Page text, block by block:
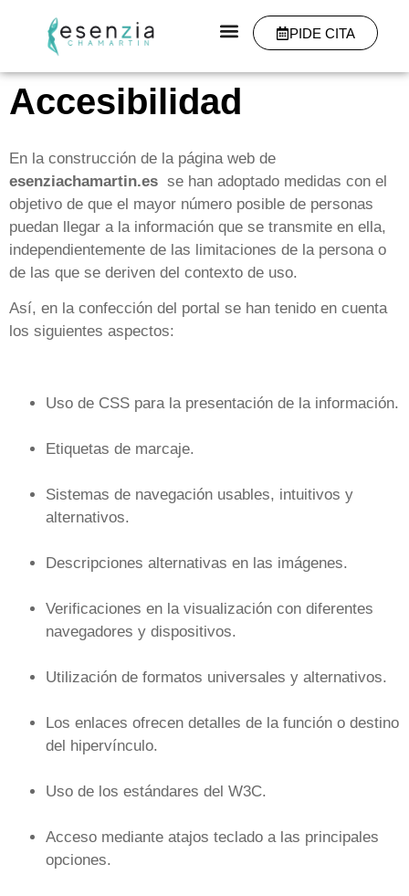
PIDE CITA
Accesibilidad
En la construcción de la página web de
esenziachamartin.es se han adoptado medidas con el
objetivo de que el mayor número posible de personas
puedan llegar a la información que se transmite en ella,
independientemente de las limitaciones de la persona o
de las que se deriven del contexto de uso.
Así, en la confección del portal se han tenido en cuenta
los siguientes aspectos:
Uso de CSS para la presentación de la información.
Etiquetas de marcaje.
Sistemas de navegación usables, intuitivos y
alternativos.
Descripciones alternativas en las imágenes.
Verificaciones en la visualización con diferentes
navegadores y dispositivos.
Utilización de formatos universales y alternativos.
Los enlaces ofrecen detalles de la función o destino
del hipervínculo.
Uso de los estándares del W3C.
Acceso mediante atajos teclado a las principales
opciones.